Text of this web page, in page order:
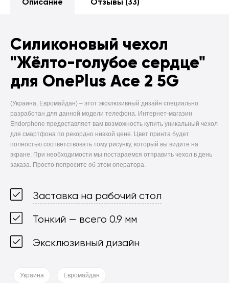
Силиконовый чехол
"Жёлто-голубое сердце"
для OnePlus Ace 2 5G
(Украина, Евромайдан) – этот эксклюзивный дизайн специально
разработан для данной модели телефона. Интернет-магазин
Endorphone предоставляет вам возможность купить уникальный чехол
для смартфона по рекордно низкой цене. Цвет принта будет
полностью соответствовать тому рисунку, который вы видите на
экране. При необходимости мы постараемся отправить чехол в день
заказа. Просто попросите об этом оператора.
Заставка на рабочий стол
Тонкий — всего 0.9 мм
Эксклюзивный дизайн
Украина Евромайдан